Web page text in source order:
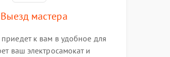
мастера
к вам в удобное для
ваш электросамокат и